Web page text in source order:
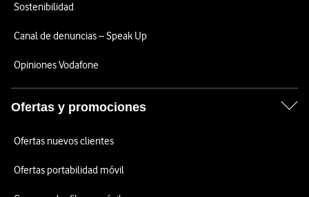
Sostenibilidad
Canal de denuncias – Speak Up
Opiniones Vodafone
Ofertas y promociones
Ofertas nuevos clientes
Ofertas portabilidad móvil